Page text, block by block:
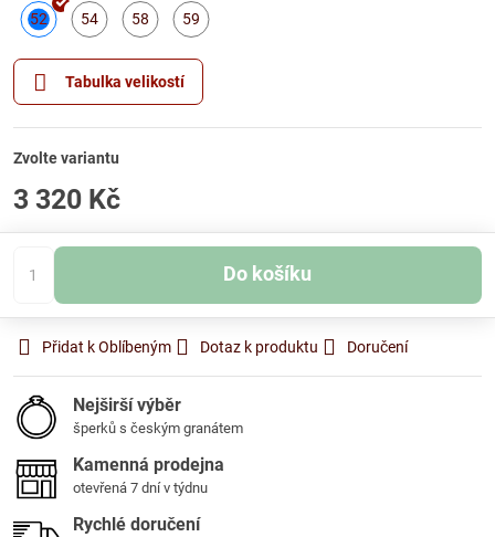
52
54
58
59
Tabulka velikostí
Zvolte variantu
3 320 Kč
Do košíku
Přidat k Oblíbeným Dotaz k produktu Doručení
Nejširší výběr
šperků s českým granátem
Kamenná prodejna
otevřená 7 dní v týdnu
Rychlé doručení